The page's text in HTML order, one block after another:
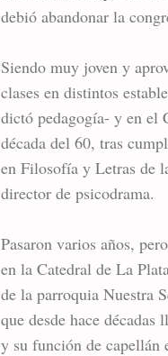
debió abandonar la
Siendo muy joven y
clases en distintos
dictó pedagogía- y en el
década del 60, tras
en Filosofía y Letras de
director de psicodrama.
Pasaron varios años,
en la Catedral de La
de la parroquia Nuestra
que desde hace
y su función de capellán